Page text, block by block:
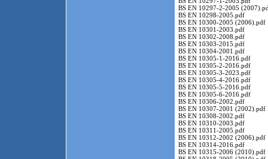
BS EN 10297-2-2005
BS EN 10298-2005.pdf
BS EN 10300-2005 (2006).pdf
BS EN 10301-2003.pdf
BS EN 10302-2008.pdf
BS EN 10303-2015.pdf
BS EN 10304-2001.pdf
BS EN 10305-1-2016.pdf
BS EN 10305-2-2016.pdf
BS EN 10305-3-2023.pdf
BS EN 10305-4-2016.pdf
BS EN 10305-5-2016.pdf
BS EN 10305-6-2016.pdf
BS EN 10306-2002.pdf
BS EN 10307-2001 (2002).pdf
BS EN 10308-2002.pdf
BS EN 10310-2003.pdf
BS EN 10311-2005.pdf
BS EN 10312-2002 (2006).pdf
BS EN 10314-2016.pdf
BS EN 10315-2006 (2010).pdf